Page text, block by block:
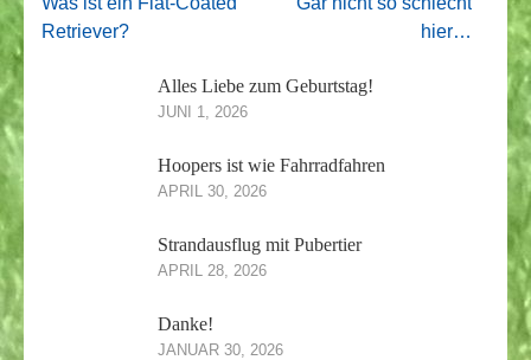
Retriever?
hier…
Alles Liebe zum Geburtstag!
JUNI 1, 2026
Hoopers ist wie Fahrradfahren
APRIL 30, 2026
Strandausflug mit Pubertier
APRIL 28, 2026
Danke!
JANUAR 30, 2026